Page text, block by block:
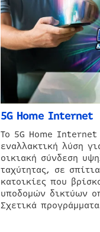
5G Home Internet
Το 5G Home Internet
εναλλακτική λύση
οικιακή σύνδεση
ταχύτητας, σε
κατοικίες που
υποδομών δικτύων
Σχετικά